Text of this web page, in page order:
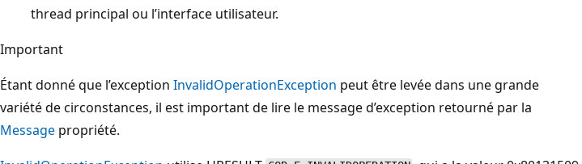
thread principal ou l’interface utilisateur.
Important
Étant donné que l’exception InvalidOperationException peut être levée dans une grande
variété de circonstances, il est important de lire le message d’exception retourné par la
Message propriété.